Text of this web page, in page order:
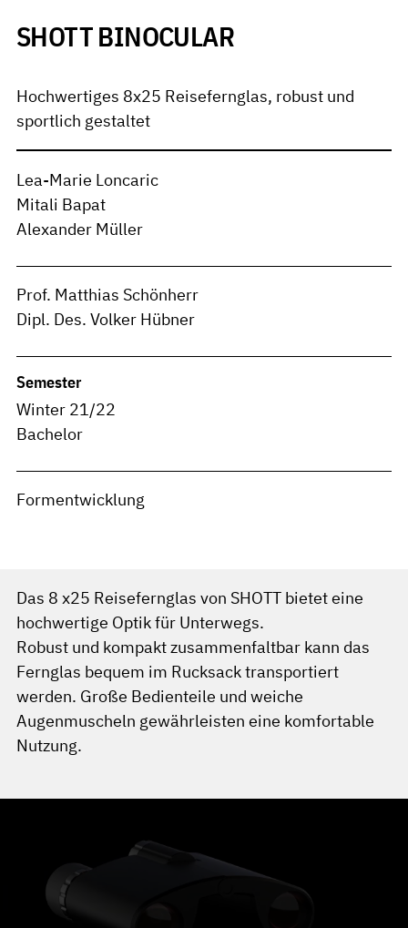
SHOTT BINOCULAR
Hochwertiges 8x25 Reisefernglas, robust und
sportlich gestaltet
Lea-Marie Loncaric
Mitali Bapat
Alexander Müller
Prof. Matthias Schönherr
Dipl. Des. Volker Hübner
Semester
Winter 21/22
Bachelor
Formentwicklung
Das 8 x25 Reisefernglas von SHOTT bietet eine
hochwertige Optik für Unterwegs.
Robust und kompakt zusammenfaltbar kann das
Fernglas bequem im Rucksack transportiert
werden. Große Bedienteile und weiche
Augenmuscheln gewährleisten eine komfortable
Nutzung.